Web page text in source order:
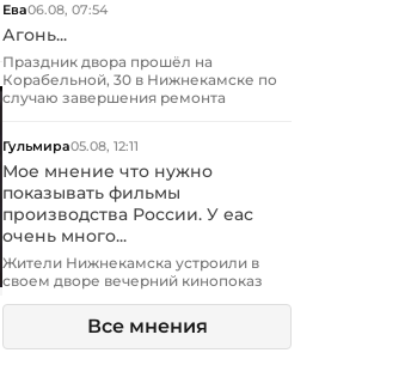
Ева06.08, 07:54
Агонь...
Праздник двора прошёл на
Корабельной, 30 в Нижнекамске по
случаю завершения ремонта
Гульмира05.08, 12:11
Мое мнение что нужно
показывать фильмы
производства России. У еас
очень много...
Жители Нижнекамска устроили в
своем дворе вечерний кинопоказ
Все мнения